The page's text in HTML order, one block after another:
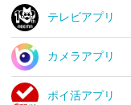
テレビアプリ
カメラアプリ
ポイ活アプリ